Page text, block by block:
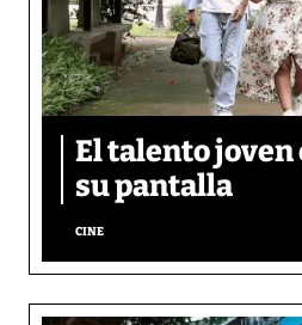
El talento
su pantalla​
CINE